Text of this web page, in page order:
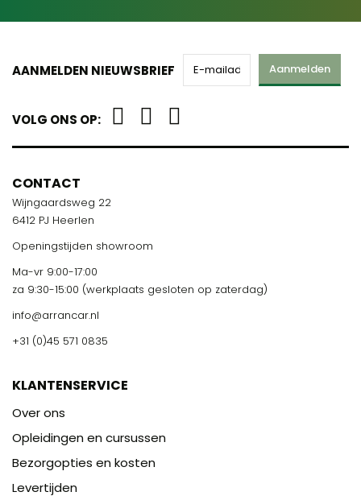
AANMELDEN NIEUWSBRIEF Aanmelden
VOLG ONS OP:
CONTACT
Wijngaardsweg 22
6412 PJ Heerlen
Openingstijden showroom
Ma-vr 9:00-17:00
za 9:30-15:00 (werkplaats gesloten op zaterdag)
info@arrancar.nl
+31 (0)45 571 0835
KLANTENSERVICE
Over ons
Opleidingen en cursussen
Bezorgopties en kosten
Levertijden